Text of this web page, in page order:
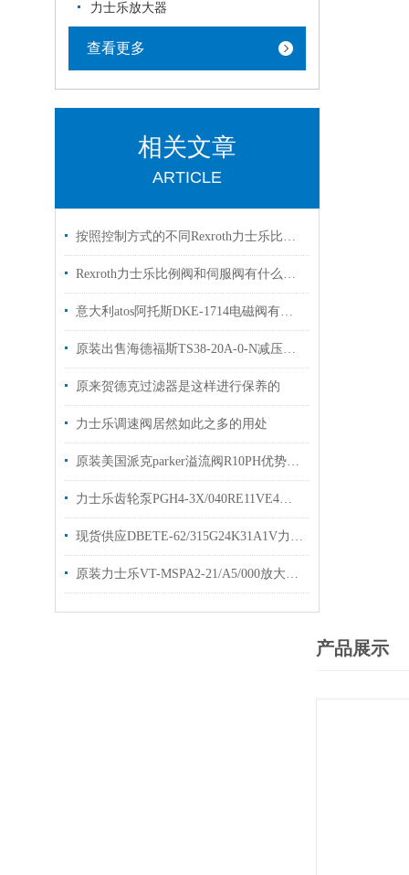
力士乐放大器
查看更多
相关文章
ARTICLE
按照控制方式的不同Rexroth力士乐比例阀可以分为3大类别
Rexroth力士乐比例阀和伺服阀有什么区别？看完这篇文章你就明白了
意大利atos阿托斯DKE-1714电磁阀有库存欢迎换购
原装出售海德福斯TS38-20A-0-N减压阀HYDRAFORCE
原来贺德克过滤器是这样进行保养的
力士乐调速阀居然如此之多的用处
原装美国派克parker溢流阀R10PH优势出售
力士乐齿轮泵PGH4-3X/040RE11VE4定量泵样本优势出售
现货供应DBETE-62/315G24K31A1V力士乐溢流阀
原装力士乐VT-MSPA2-21/A5/000放大器库存选购
产品展示